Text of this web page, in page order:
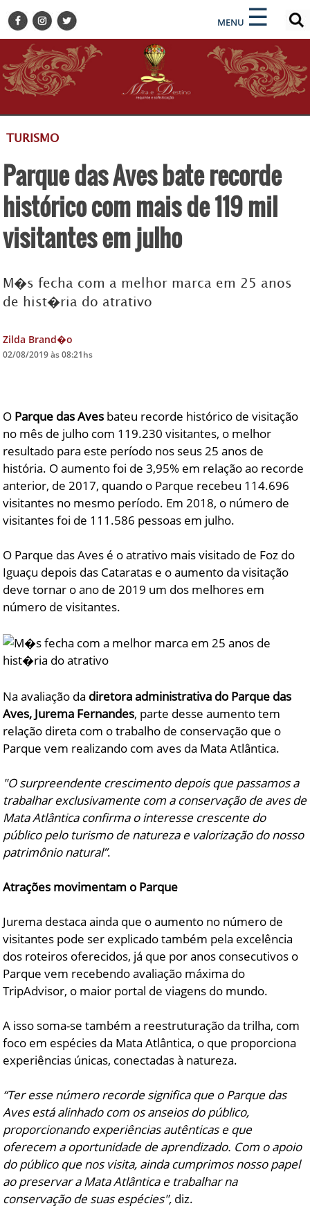
MENU ☰
×
BELEZA
BUSINESS E NEGÓCIOS
CULTURA
DESTINOS
GASTRONOMIA
HOTELARIA
MODA
PETS
TURISMO
ZILDA BRANDÃO
ÚLTIMAS NOTÍCIAS
FALE CONOSCO
×
ENCONTRE SUA NOTÍCIA
TURISMO
Parque das Aves bate recorde
histórico com mais de 119 mil
visitantes em julho
M�s fecha com a melhor marca em 25 anos
de hist�ria do atrativo
Zilda Brand�o
02/08/2019 às 08:21hs
O Parque das Aves bateu recorde histórico de visitação
no mês de julho com 119.230 visitantes, o melhor
resultado para este período nos seus 25 anos de
história. O aumento foi de 3,95% em relação ao recorde
anterior, de 2017, quando o Parque recebeu 114.696
visitantes no mesmo período. Em 2018, o número de
visitantes foi de 111.586 pessoas em julho.
O Parque das Aves é o atrativo mais visitado de Foz do
Iguaçu depois das Cataratas e o aumento da visitação
deve tornar o ano de 2019 um dos melhores em
número de visitantes.
Na avaliação da diretora administrativa do Parque das
Aves, Jurema Fernandes, parte desse aumento tem
relação direta com o trabalho de conservação que o
Parque vem realizando com aves da Mata Atlântica.
"O surpreendente crescimento depois que passamos a
trabalhar exclusivamente com a conservação de aves de
Mata Atlântica confirma o interesse crescente do
público pelo turismo de natureza e valorização do nosso
patrimônio natural”.
Atrações movimentam o Parque
Jurema destaca ainda que o aumento no número de
visitantes pode ser explicado também pela excelência
dos roteiros oferecidos, já que por anos consecutivos o
Parque vem recebendo avaliação máxima do
TripAdvisor, o maior portal de viagens do mundo.
A isso soma-se também a reestruturação da trilha, com
foco em espécies da Mata Atlântica, o que proporciona
experiências únicas, conectadas à natureza.
“Ter esse número recorde significa que o Parque das
Aves está alinhado com os anseios do público,
proporcionando experiências autênticas e que
oferecem a oportunidade de aprendizado. Com o apoio
do público que nos visita, ainda cumprimos nosso papel
ao preservar a Mata Atlântica e trabalhar na
conservação de suas espécies", diz.